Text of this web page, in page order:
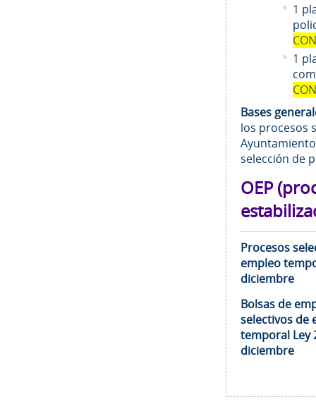
1
1
Bases
los procesos
selección de
OEP
Procesos
empleo
diciembre
Bolsas de
selectivos de
temporal Ley
diciembre